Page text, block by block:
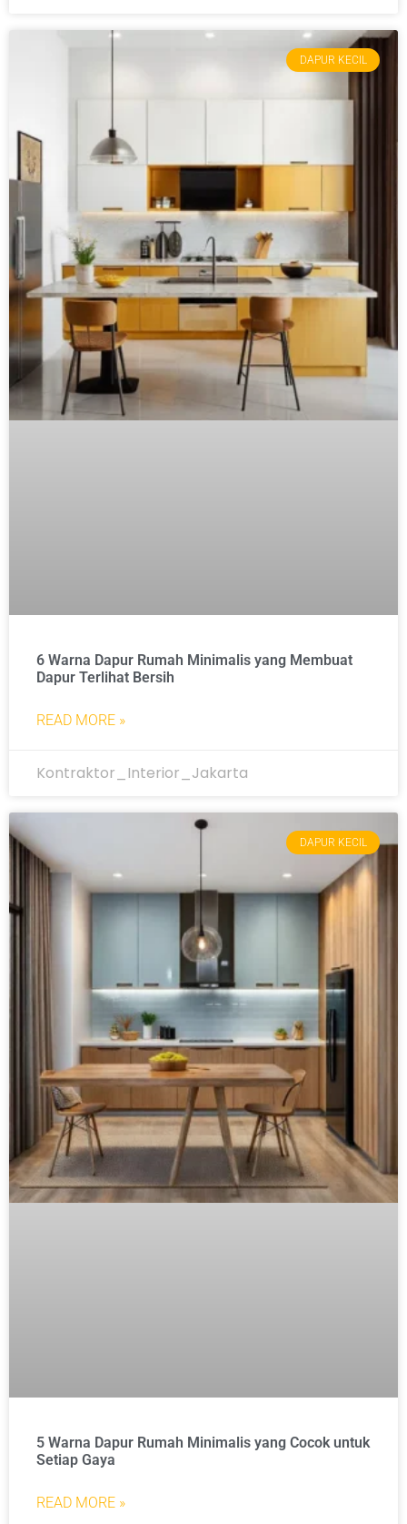
DAPUR KECIL
6 Warna Dapur Rumah Minimalis yang Membuat
Dapur Terlihat Bersih
READ MORE »
Kontraktor_Interior_Jakarta
DAPUR KECIL
5 Warna Dapur Rumah Minimalis yang Cocok untuk
Setiap Gaya
READ MORE »